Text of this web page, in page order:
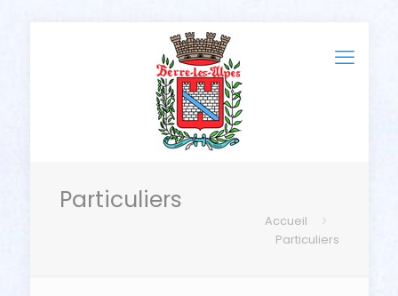
Particuliers
Accueil
Particuliers